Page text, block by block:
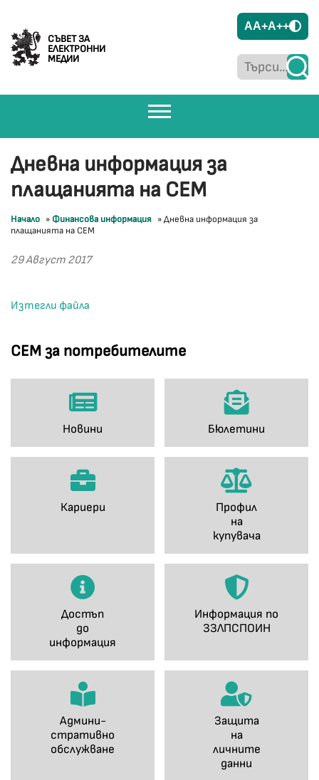
СЪВЕТ ЗА
ЕЛЕКТРОННИ
МЕДИИ
AA+A++
СЕМ за потребителите
Новини Бюлетини
Кариери
Профил
на
купувача
Достъп
до
информация
Информация по
ЗЗЛПСПОИН
Админи-
стративно
обслужване
Защита
на
личните
данни
Дневна информация за
плащанията на СЕМ
Начало » Финансова информация »Дневна информация за
плащанията на СЕМ
29 Август 2017
Изтегли файла